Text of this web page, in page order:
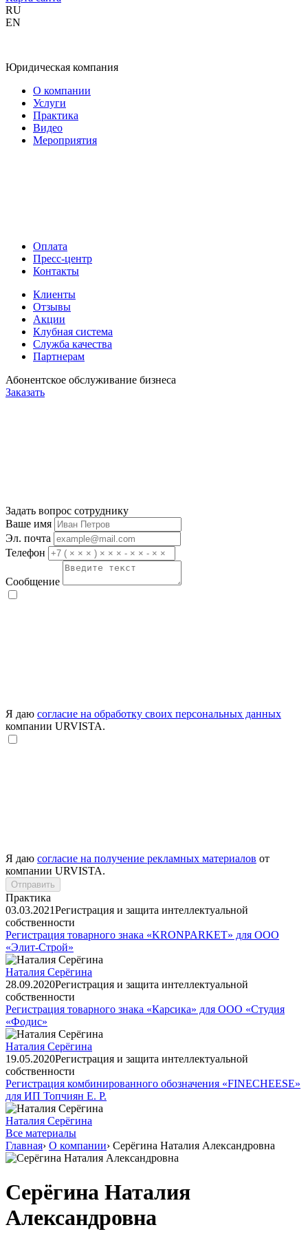
RU
EN
Юридическая компания
О компании
Услуги
Практика
Видео
Мероприятия
Оплата
Пресс-центр
Контакты
Клиенты
Отзывы
Акции
Клубная система
Служба качества
Партнерам
Абонентское обслуживание бизнеса
Заказать
Задать вопрос сотруднику
Ваше имя
Эл. почта
Телефон
Сообщение
Я даю согласие на обработку своих персональных данных
компании URVISTA.
Я даю согласие на получение рекламных материалов от
компании URVISTA.
Отправить
Практика
03.03.2021Регистрация и защита интеллектуальной
собственности
Регистрация товарного знака «KRONPARKET» для ООО
«Элит-Строй»
Наталия Серёгина
28.09.2020Регистрация и защита интеллектуальной
собственности
Регистрация товарного знака «Карсика» для ООО «Студия
«Фодис»
Наталия Серёгина
19.05.2020Регистрация и защита интеллектуальной
собственности
Регистрация комбинированного обозначения «FINECHEESE»
для ИП Топчиян Е. Р.
Наталия Серёгина
Все материалы
Главная› О компании› Серёгина Наталия Александровна
Серёгина Наталия
Александровна